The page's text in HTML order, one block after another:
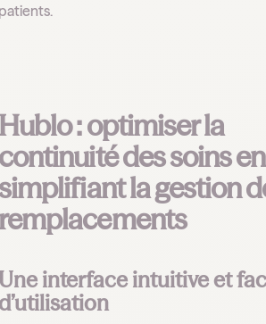
patients.
Hublo : optimiser la
continuité des soins en
la gestion
remplacements
interface intuitive et
d’utilisation